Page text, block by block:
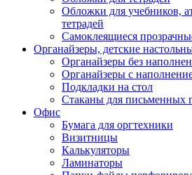
Обложки для учебников,
тетрадей
Самоклеящиеся
Органайзеры, детские
Органайзеры без
Органайзеры с
Подкладки на стол
Стаканы для письменных
Офис
Бумага для оргтехники
Визитницы
Калькуляторы
Ламинаторы